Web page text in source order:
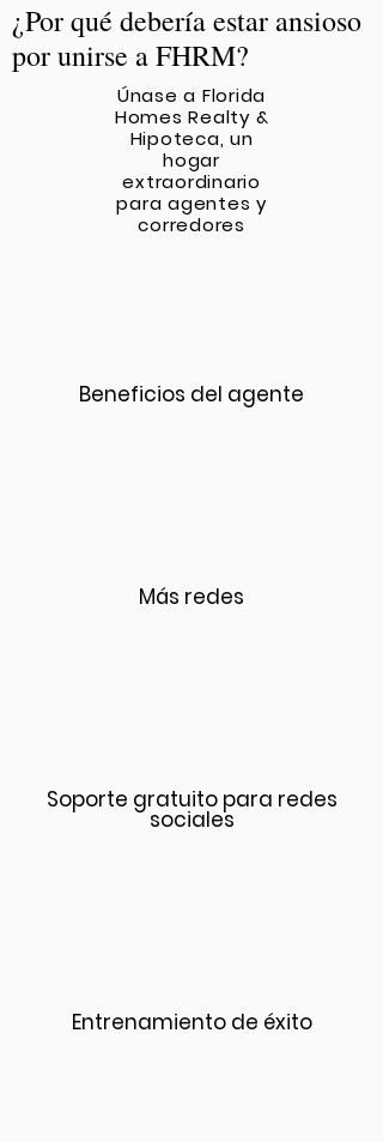
¿Por qué debería estar ansioso
por unirse a FHRM?
Únase a Florida
Homes Realty &
Hipoteca, un
hogar
extraordinario
para agentes y
corredores
Beneficios del agente
Más redes
Soporte gratuito para redes
sociales
Entrenamiento de éxito